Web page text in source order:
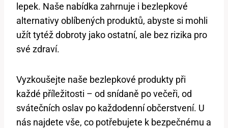
lepek. Naše nabídka zahrnuje i bezlepkové
alternativy oblíbených produktů, abyste si mohli
užít tytéž dobroty jako ostatní, ale bez rizika pro
své zdraví.
Vyzkoušejte naše bezlepkové produkty při
každé příležitosti – od snídaně po večeři, od
svátečních oslav po každodenní občerstvení. U
nás najdete vše, co potřebujete k bezpečnému a